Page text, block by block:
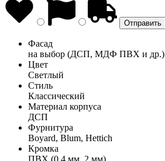
Фасад
на выбор (ДСП, МДФ ПВХ и др.)
Цвет
Светлый
Стиль
Классический
Материал корпуса
ДСП
Фурнитура
Boyard, Blum, Hettich
Кромка
ПВХ (0,4 мм, 2 мм)